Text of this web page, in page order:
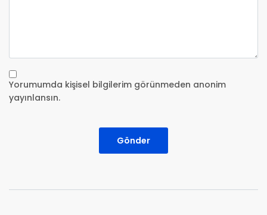
Yorumumda kişisel bilgilerim görünmeden anonim
yayınlansın.
Gönder